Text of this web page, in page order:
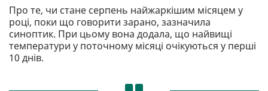
Про те, чи стане серпень найжаркішим місяцем у
році, поки що говорити зарано, зазначила
синоптик. При цьому вона додала, що найвищі
температури у поточному місяці очікуються у перші
10 днів.